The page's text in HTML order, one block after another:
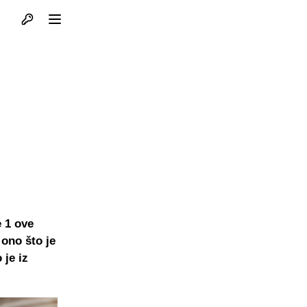
Otvori profil
1 ove
što je
je iz